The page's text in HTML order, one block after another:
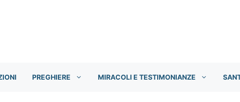
PREGHIERE MIRACOLI E TESTIMONIANZE